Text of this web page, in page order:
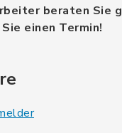
beraten Sie
einen Termin!